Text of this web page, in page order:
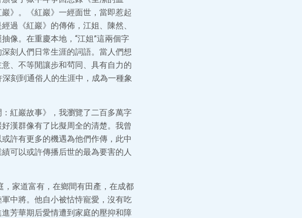
》。《紅巖》一經面世，當即惹起
過《紅巖》的傳佈，江姐、陳然、
像。在重慶本地，“江姐”這兩個字
刻人們日常生涯的詞語。當人們想
、不等閒讓步和茍同、具有自力的
深刻到通俗人的生涯中，成為一種象
紅巖故事》，我瀏覽了二百多萬字
漢群像有了比擬周全的清楚。我曾
許有更多的機遇為他們作傳，此中
可以或許傳播后世的最為要害的人
家道富有，在鄉間有田產，在成都
中將。他自小被怙恃寵愛，沒有吃
芳華期后愛情遭到家庭的壓抑和障